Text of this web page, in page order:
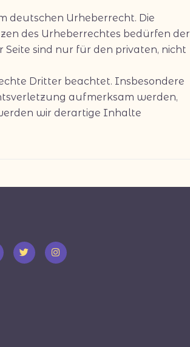
deutschen Urheberrecht. Die
des Urheberrechtes bedürfen der
sind nur für den privaten, nicht
Dritter beachtet. Insbesondere
aufmerksam werden,
wir derartige Inhalte